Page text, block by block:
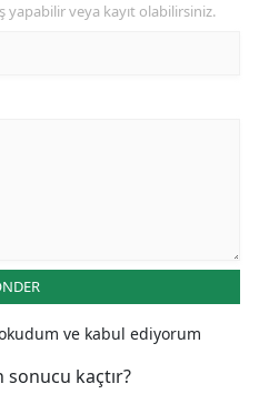
yapabilir veya kayıt olabilirsiniz.
ve kabul ediyorum
sonucu kaçtır?